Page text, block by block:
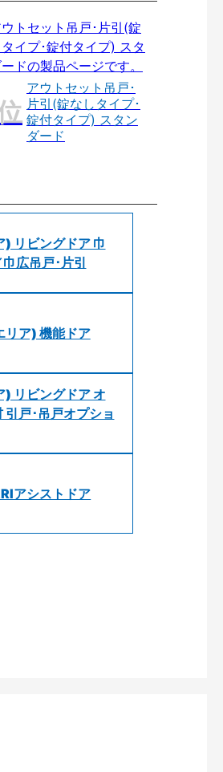
アウトセット吊戸･
片引(錠なしタイプ･
錠付タイプ) スタン
ダード
リビングドア 巾
広吊戸･片引
ア) 機能ドア
リビングドア オ
引戸･吊戸オプショ
アシストドア